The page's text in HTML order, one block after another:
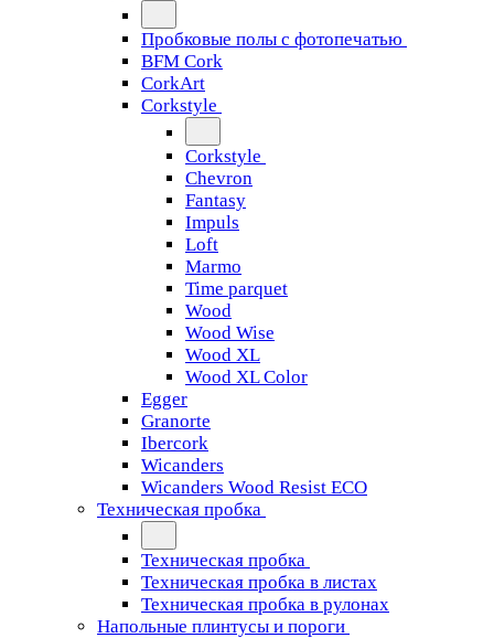
Пробковые полы с фотопечатью
BFM Cork
CorkArt
Corkstyle
Corkstyle
Chevron
Fantasy
Impuls
Loft
Marmo
Time parquet
Wood
Wood Wise
Wood XL
Wood XL Color
Egger
Granorte
Ibercork
Wicanders
Wicanders Wood Resist ECO
Техническая пробка
Техническая пробка
Техническая пробка в листах
Техническая пробка в рулонах
Напольные плинтусы и пороги